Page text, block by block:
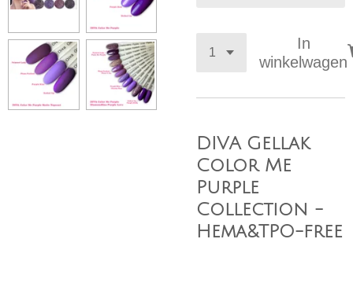
In
winkelwagen
DIVA Gellak
Color Me
Purple
Collection -
Hema&TPO-free